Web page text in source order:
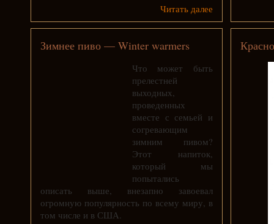
Читать далее
Зимнее пиво — Winter warmers
Что может быть
прелестней
выходных,
проведенных
вместе с семьей и
согревающим
зимним пивом?
Этот напиток,
который мы
попытались
описать выше, внезапно завоевал
огромную популярность по всему миру, в
том числе и в США.